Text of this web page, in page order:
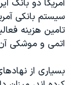
آمریکا دو بانک
سیستم بانکی
تامین هزینه
اتمی و موشکی
بسیاری از